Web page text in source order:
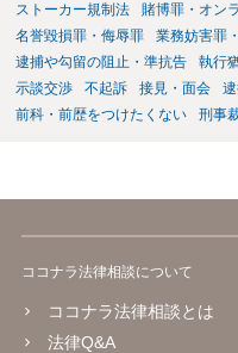
ストーカー規制法
賭博罪・オン
名誉毀損罪・侮辱罪
業務妨害罪
逮捕や勾留の阻止・準抗告
執行
示談交渉
不起訴 接見・面会
前科・前歴をつけたくない
刑事
ココナラ法律相談について
ココナラ法律相談とは
法律Q&A